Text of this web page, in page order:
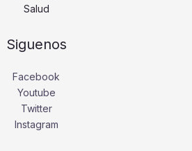
Salud
Siguenos
Facebook
Youtube
Twitter
Instagram